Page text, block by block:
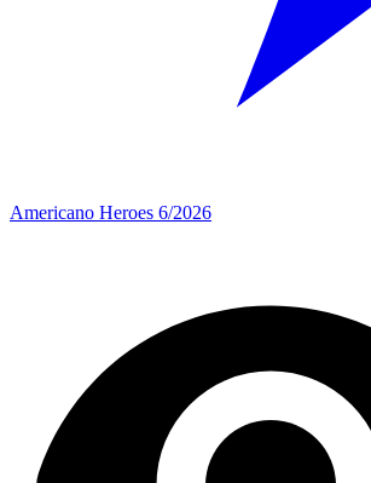
Americano Heroes 6/2026